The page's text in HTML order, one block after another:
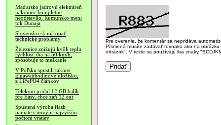
Maďarsko jadrovú elektráreň
nakoniec kompletne
neodstavilo, Rumunsko mení
tok Dunaja
Slovensko.sk má opäť
technické problémy
Železnice znižujú kvôli teplu
rýchlosť iba na 50 km/h,
spôsobuje to meškanie
V Poľsku spustili takmer
gigawatthodinové úložisko,
z LiFePO4 článkov
Telekom pridal 12 GB balík
pre Easy, chce zaň 12 eur
Spustená výroba flash
pamäte s novým najvyšším
počtom vrstiev
Pre overenie, že komentár sa nepridáva
Písmená musíte zadávať rovnako ako na
obrázok". V texte sa používajú iba znaky